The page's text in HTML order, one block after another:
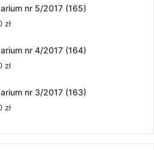
od nr 5/2017 (165)
złZakres
od nr 4/2017 (164)
złZakres
od nr 3/2017 (163)
złZakres
od
15,90 zł